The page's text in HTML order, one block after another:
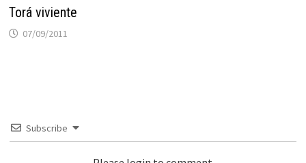
Torá viviente
07/09/2011
Subscribe